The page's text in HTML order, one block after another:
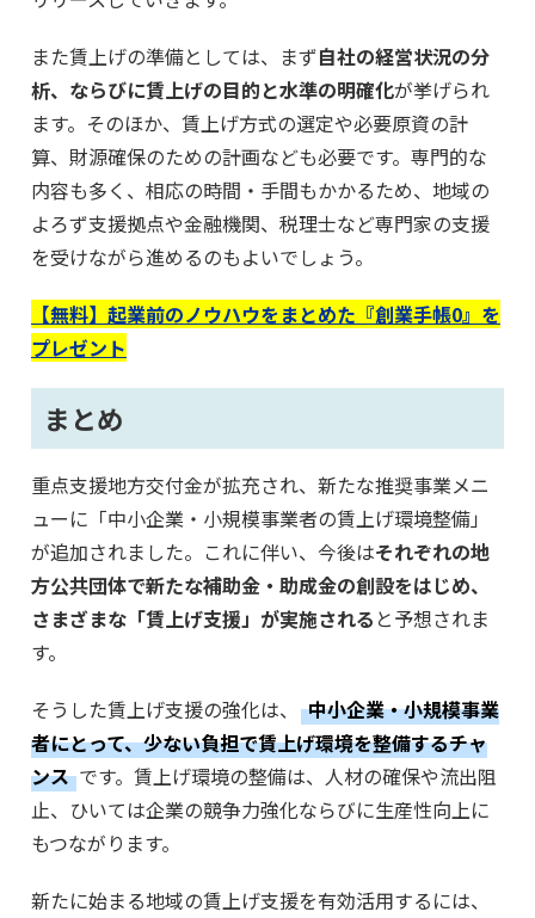
また賃上げの準備としては、まず自社の経営状況の分
析、ならびに賃上げの目的と水準の明確化が挙げられ
ます。そのほか、賃上げ方式の選定や必要原資の計
算、財源確保のための計画なども必要です。専門的な
内容も多く、相応の時間・手間もかかるため、地域の
よろず支援拠点や金融機関、税理士など専門家の支援
を受けながら進めるのもよいでしょう。
【無料】起業前のノウハウをまとめた『創業手帳0』を
プレゼント
まとめ
重点支援地方交付金が拡充され、新たな推奨事業メニ
ューに「中小企業・小規模事業者の賃上げ環境整備」
が追加されました。これに伴い、今後はそれぞれの地
方公共団体で新たな補助金・助成金の創設をはじめ、
さまざまな「賃上げ支援」が実施される と予想されま
す。
そうした賃上げ支援の強化は、
中小企業・小規模事業
者にとって、少ない負担で賃上げ環境を整備するチャ
ンス です。賃上げ環境の整備は、人材の確保や流出阻
止、ひいては企業の競争力強化ならびに生産性向上に
もつながります。
新たに始まる地域の賃上げ支援を有効活用するには、